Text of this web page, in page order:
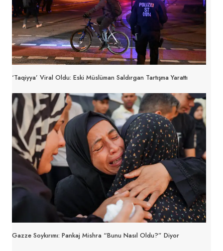
‘Taqiyya’ Viral Oldu: Eski Müslüman Saldırgan Tartışma Yarattı
Gazze Soykırımı: Pankaj Mishra “Bunu Nasıl Oldu?” Diyor